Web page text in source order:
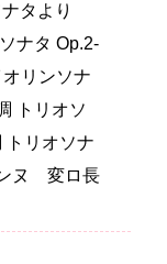
ナタより
ナタ Op.2-
リンソナ
トリオソ
リオソナ
ヌ 変ロ長